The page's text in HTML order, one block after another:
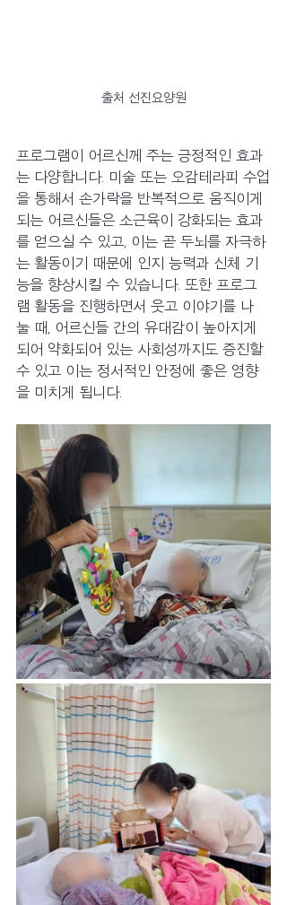
출처 선진요양원
프로그램이 어르신께 주는 긍정적인 효과
는 다양합니다. 미술 또는 오감테라피 수업
을 통해서 손가락을 반복적으로 움직이게
되는 어르신들은 소근육이 강화되는 효과
를 얻으실 수 있고, 이는 곧 두뇌를 자극하
는 활동이기 때문에 인지 능력과 신체 기
능을 향상시킬 수 있습니다. 또한 프로그
램 활동을 진행하면서 웃고 이야기를 나
눌 때, 어르신들 간의 유대감이 높아지게
되어 약화되어 있는 사회성까지도 증진할
수 있고 이는 정서적인 안정에 좋은 영향
을 미치게 됩니다.